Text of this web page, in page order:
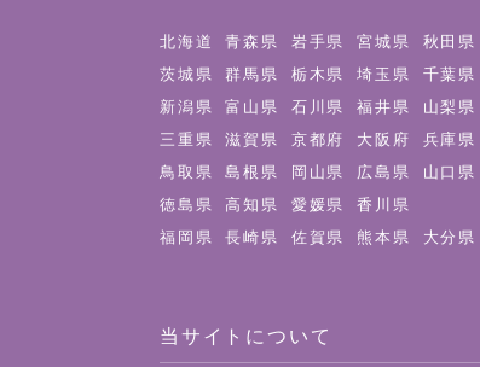
北海道 青森県 岩手県 宮城県 秋田県
茨城県
群馬県 栃木県 埼玉県 千葉県
新潟県
富山県 石川県 福井県 山梨県
三重県
滋賀県 京都府 大阪府 兵庫県
鳥取県
島根県 岡山県 広島県
山口県
徳島県
高知県 愛媛県
香川県
福岡県
長崎県 佐賀県 熊本県 大分県
当サイトについて